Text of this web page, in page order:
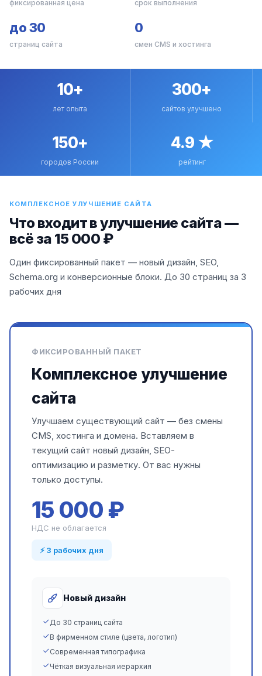
фиксированная цена срок выполнения
до 30
страниц сайта
0
смен CMS и хостинга
10+
лет опыта
300+
сайтов улучшено
150+
городов России
4.9 ★
рейтинг
КОМПЛЕКСНОЕ УЛУЧШЕНИЕ САЙТА
Что входит в улучшение сайта —
всё за 15 000 ₽
Один фиксированный пакет — новый дизайн, SEO,
Schema.org и конверсионные блоки. До 30 страниц за 3
рабочих дня
ФИКСИРОВАННЫЙ ПАКЕТ
Комплексное улучшение
сайта
Улучшаем существующий сайт — без смены
CMS, хостинга и домена. Вставляем в
текущий сайт новый дизайн, SEO-
оптимизацию и разметку. От вас нужны
только доступы.
15 000 ₽
НДС не облагается
⚡ 3 рабочих дня
Новый дизайн
До 30 страниц сайта
В фирменном стиле (цвета, логотип)
Современная типографика
Чёткая визуальная иерархия